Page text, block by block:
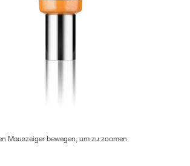
Mauszeiger bewegen, um zu zoomen